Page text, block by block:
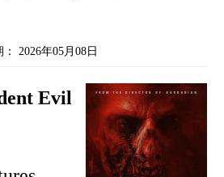
2026年05月08日
Evil